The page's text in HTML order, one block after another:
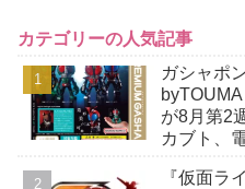
カテゴリーの人気記事
ガシャポ
が8月第2
カブト、
『仮面ラ